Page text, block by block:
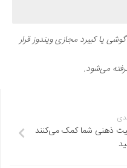
یا کیبرد مجازی ویندوز قرار
می‌شود.
ذهنی شما کمک می‌کنند